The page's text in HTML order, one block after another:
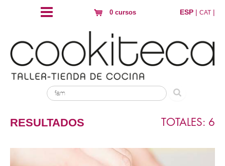
0 cursos ESP | CAT |
RESULTADOS TOTALES: 6